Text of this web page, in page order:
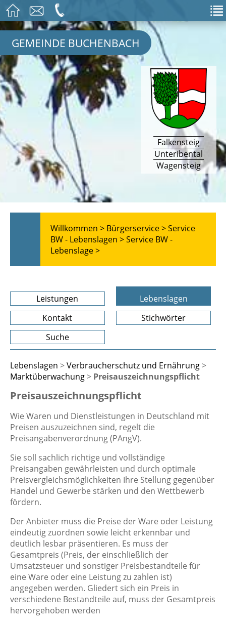
GEMEINDE BUCHENBACH
Falkensteig
Unteribental
Wagensteig
Willkommen > Bürgerservice >Service
BW - Lebenslagen >Service BW -
Lebenslage >
Leistungen
Lebenslagen
Kontakt
Stichwörter
Suche
Lebenslagen >Verbraucherschutz und Ernährung>
Marktüberwachung> Preisauszeichnungspflicht
Preisauszeichnungspflicht
Wie Waren und Dienstleistungen in Deutschland mit
Preisen auszuzeichnen sind, regelt die
Preisangabenverordnung (PAngV).
Sie soll sachlich richtige und vollständige
Preisangaben gewährleisten und durch optimale
Preisvergleichsmöglichkeiten Ihre Stellung gegenüber
Handel und Gewerbe stärken und den Wettbewerb
fördern.
Der Anbieter muss die Preise der Ware oder Leistung
eindeutig zuordnen sowie leicht erkennbar und
deutlich lesbar präsentieren. Es muss der
Gesamtpreis (Preis, der einschließlich der
Umsatzsteuer und sonstiger Preisbestandteile für
eine Ware oder eine Leistung zu zahlen ist)
angegeben werden. Gliedert sich ein Preis in
verschiedene Bestandteile auf, muss der Gesamtpreis
hervorgehoben werden